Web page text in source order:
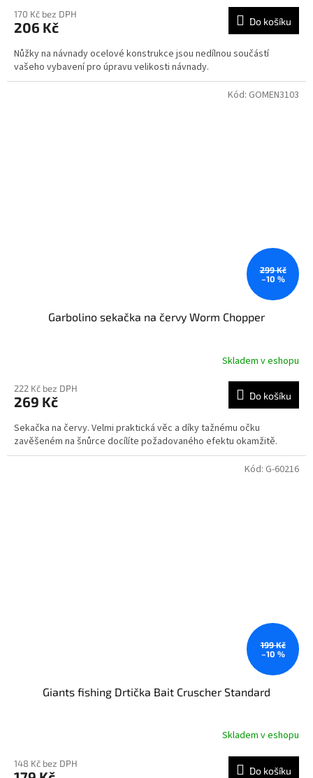
170 Kč bez DPH
206 Kč Do košíku
Nůžky na návnady ocelové konstrukce jsou nedílnou součástí
vašeho vybavení pro úpravu velikosti návnady.
299 Kč
–10 %
Garbolino sekačka na červy Worm Chopper
Skladem v eshopu
222 Kč bez DPH
269 Kč Do košíku
Sekačka na červy. Velmi praktická věc a díky tažnému očku
zavěšeném na šnůrce docílíte požadovaného efektu okamžitě.
Kód: GOMEN3103
199 Kč
–10 %
Giants fishing Drtička Bait Cruscher Standard
Skladem v eshopu
148 Kč bez DPH
Do košíku
Kód: G-60216